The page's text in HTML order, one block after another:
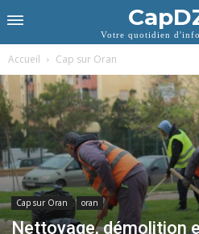
Votre quotidien
Accueil Cap sur Oran
Cap sur Oran oran
Nettoyage, démolition